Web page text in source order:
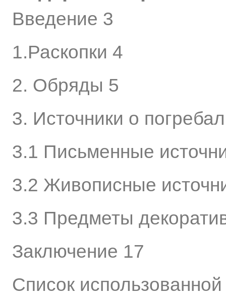
Введение 3
1.Раскопки 4
2. Обряды 5
3. Источники о
3.1 Письменные
3.2 Живописные
3.3 Предметы
Заключение 17
Список